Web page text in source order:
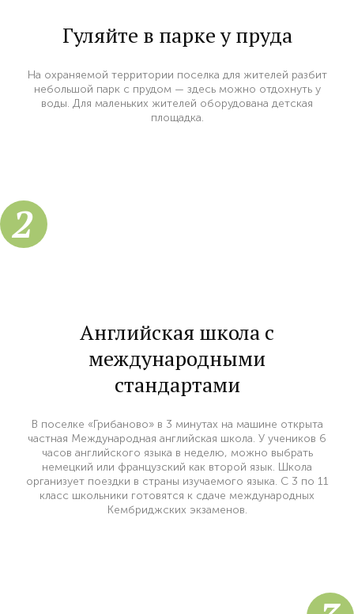
Гуляйте в парке у пруда
На охраняемой территории поселка для жителей разбит
небольшой парк с прудом — здесь можно отдохнуть у
воды. Для маленьких жителей оборудована детская
площадка.
2
Английская школа с
международными
стандартами
В поселке «Грибаново» в 3 минутах на машине открыта
частная Международная английская школа. У учеников 6
часов английского языка в неделю, можно выбрать
немецкий или французский как второй язык. Школа
организует поездки в страны изучаемого языка. С 3 по 11
класс школьники готовятся к сдаче международных
Кембриджских экзаменов.